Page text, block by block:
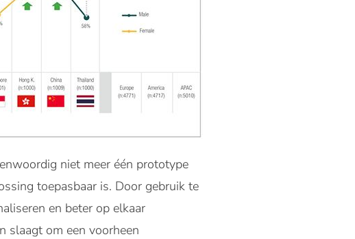
niet meer één prototype
toepasbaar is. Door gebruik te
en beter op elkaar
slaagt om een voorheen